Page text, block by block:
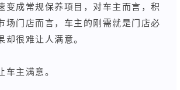
变成常规保养项目，对车主而言，积
场门店而言，车主的刚需就是门店必
很难让人满意。
主满意。